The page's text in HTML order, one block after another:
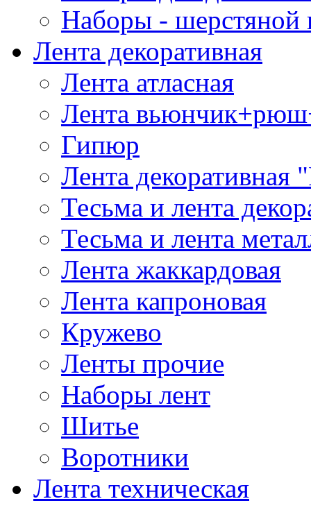
Наборы - шерстяной
Лента декоративная
Лента атласная
Лента
Гипюр
Лента декоративная
Тесьма и лента
Тесьма и лента
Лента жаккардовая
Лента капроновая
Кружево
Ленты прочие
Наборы лент
Шитье
Воротники
Лента техническая